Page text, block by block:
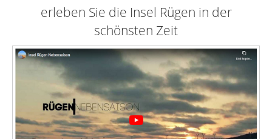
erleben Sie die Insel Rügen in der
schönsten Zeit